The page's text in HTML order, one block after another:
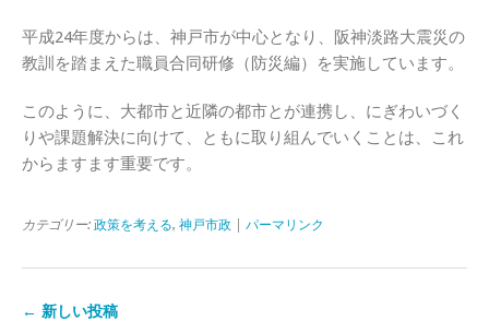
平成24年度からは、神戸市が中心となり、阪神淡路大震災の
教訓を踏まえた職員合同研修（防災編）を実施しています。
このように、大都市と近隣の都市とが連携し、にぎわいづく
りや課題解決に向けて、ともに取り組んでいくことは、これ
からますます重要です。
カテゴリー: 政策を考える, 神戸市政 パーマリンク
← 新しい投稿